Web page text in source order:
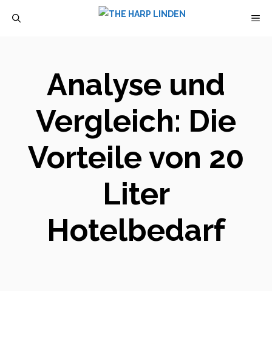
Analyse und
Vergleich: Die
Vorteile von 20
Liter
Hotelbedarf